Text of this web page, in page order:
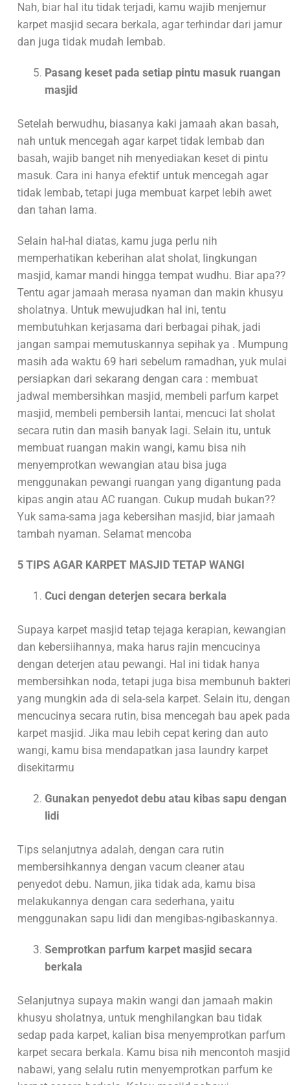
Nah, biar hal itu tidak terjadi, kamu wajib menjemur
karpet masjid secara berkala, agar terhindar dari jamur
dan juga tidak mudah lembab.
Pasang keset pada setiap pintu masuk ruangan
masjid
Setelah berwudhu, biasanya kaki jamaah akan basah,
nah untuk mencegah agar karpet tidak lembab dan
basah, wajib banget nih menyediakan keset di pintu
masuk. Cara ini hanya efektif untuk mencegah agar
tidak lembab, tetapi juga membuat karpet lebih awet
dan tahan lama.
Selain hal-hal diatas, kamu juga perlu nih
memperhatikan keberihan alat sholat, lingkungan
masjid, kamar mandi hingga tempat wudhu. Biar apa??
Tentu agar jamaah merasa nyaman dan makin khusyu
sholatnya. Untuk mewujudkan hal ini, tentu
membutuhkan kerjasama dari berbagai pihak, jadi
jangan sampai memutuskannya sepihak ya . Mumpung
masih ada waktu 69 hari sebelum ramadhan, yuk mulai
persiapkan dari sekarang dengan cara : membuat
jadwal membersihkan masjid, membeli parfum karpet
masjid, membeli pembersih lantai, mencuci lat sholat
secara rutin dan masih banyak lagi. Selain itu, untuk
membuat ruangan makin wangi, kamu bisa nih
menyemprotkan wewangian atau bisa juga
menggunakan pewangi ruangan yang digantung pada
kipas angin atau AC ruangan. Cukup mudah bukan??
Yuk sama-sama jaga kebersihan masjid, biar jamaah
tambah nyaman. Selamat mencoba
5 TIPS AGAR KARPET MASJID TETAP WANGI
Cuci dengan deterjen secara berkala
Supaya karpet masjid tetap tejaga kerapian, kewangian
dan kebersiihannya, maka harus rajin mencucinya
dengan deterjen atau pewangi. Hal ini tidak hanya
membersihkan noda, tetapi juga bisa membunuh bakteri
yang mungkin ada di sela-sela karpet. Selain itu, dengan
mencucinya secara rutin, bisa mencegah bau apek pada
karpet masjid. Jika mau lebih cepat kering dan auto
wangi, kamu bisa mendapatkan jasa laundry karpet
disekitarmu
Gunakan penyedot debu atau kibas sapu dengan
lidi
Tips selanjutnya adalah, dengan cara rutin
membersihkannya dengan vacum cleaner atau
penyedot debu. Namun, jika tidak ada, kamu bisa
melakukannya dengan cara sederhana, yaitu
menggunakan sapu lidi dan mengibas-ngibaskannya.
Semprotkan parfum karpet masjid secara
berkala
Selanjutnya supaya makin wangi dan jamaah makin
khusyu sholatnya, untuk menghilangkan bau tidak
sedap pada karpet, kalian bisa menyemprotkan parfum
karpet secara berkala. Kamu bisa nih mencontoh masjid
nabawi, yang selalu rutin menyemprotkan parfum ke